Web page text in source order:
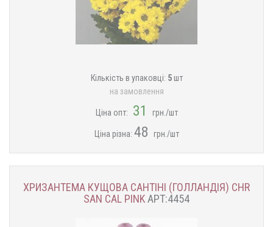
Кількість в упаковці: 5шт
на замовлення
Ціна опт: 31 грн./шт
Ціна різна: 48 грн./шт
ХРИЗАНТЕМА КУЩОВА САНТІНІ (ГОЛЛАНДІЯ) CHR
SAN CAL PINKАРТ:4454